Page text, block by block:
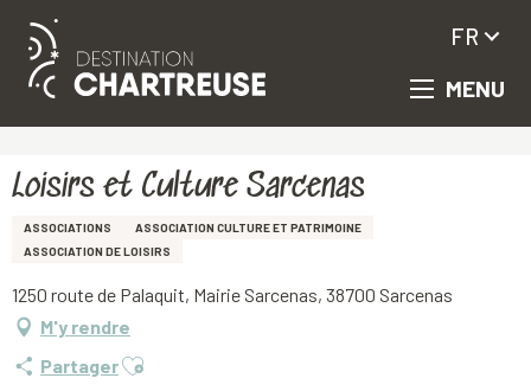
Aller
principal
MENU
FR
Loisirs et Culture Sarcenas
ASSOCIATIONS
ASSOCIATION CULTURE ET PATRIMOINE
ASSOCIATION DE LOISIRS
1250 route de Palaquit, Mairie Sarcenas, 38700 Sarcenas
M'y rendre
PartagerAjouter aux favoris